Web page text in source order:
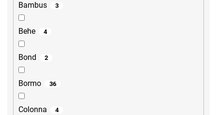
Bambus 3
Behe 4
Bond 2
Bormo 36
Colonna 4